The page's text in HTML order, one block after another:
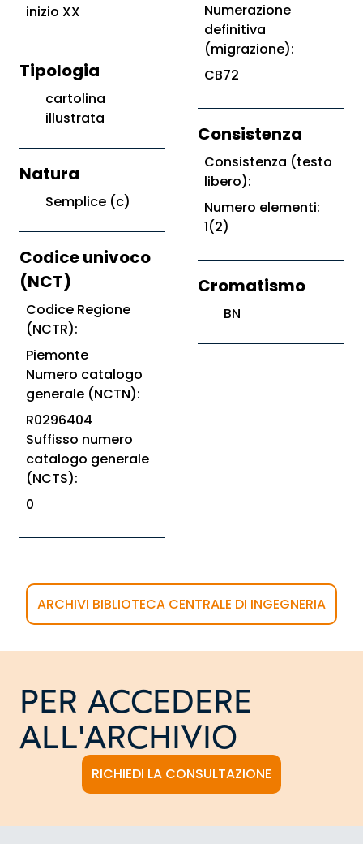
inizio XX
Tipologia
cartolina
illustrata
Natura
Semplice (c)
Codice univoco
(NCT)
Codice Regione
(NCTR):
Piemonte
Numero catalogo
generale (NCTN):
R0296404
Suffisso numero
catalogo generale
(NCTS):
0
Numerazione
definitiva
(migrazione):
CB72
Consistenza
Consistenza (testo
libero):
Numero elementi:
1(2)
Cromatismo
BN
ARCHIVI BIBLIOTECA CENTRALE DI INGEGNERIA
PER ACCEDERE
ALL'ARCHIVIO
RICHIEDI LA CONSULTAZIONE